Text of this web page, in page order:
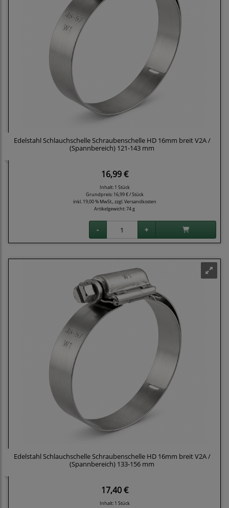
Edelstahl Schlauchschelle Schraubenschelle HD 16mm breit V2A /
(Spannbereich) 121-143 mm
16,99 €
Inhalt: 1 Stück
Grundpreis: 16,99 € / Stück
inkl. 19,00 % MwSt., zzgl.Versandkosten
Artikelgewicht: 74 g
Edelstahl Schlauchschelle Schraubenschelle HD 16mm breit V2A /
(Spannbereich) 133-156 mm
17,40 €
Inhalt: 1 Stück